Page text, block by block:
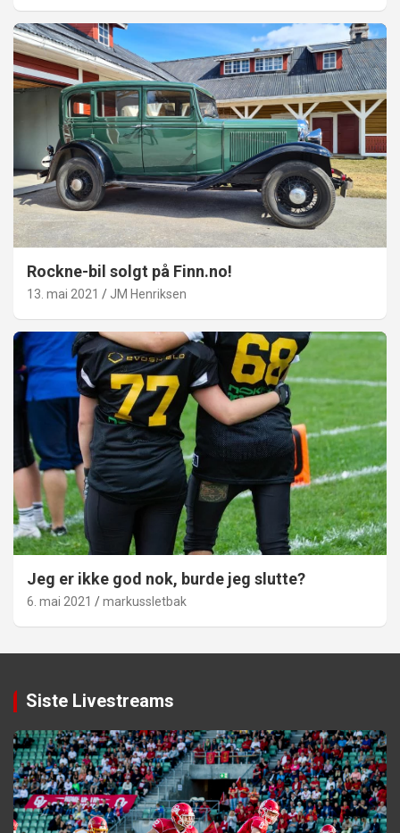
Rockne-bil solgt på Finn.no!
13. mai 2021 JM Henriksen
Jeg er ikke god nok, burde jeg slutte?
6. mai 2021 markussletbak
Siste Livestreams